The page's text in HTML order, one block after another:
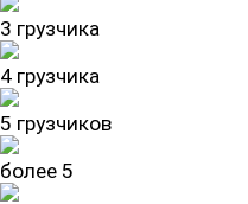
3 грузчика
4 грузчика
5 грузчиков
более 5